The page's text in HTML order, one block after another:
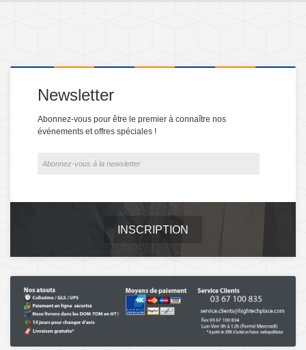
Newsletter
Abonnez-vous pour être le premier à connaître nos
événements et offres spéciales !
INSCRIPTION